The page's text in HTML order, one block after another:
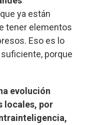
ya están
tener elementos
Eso es lo
porque
evolución
locales, por